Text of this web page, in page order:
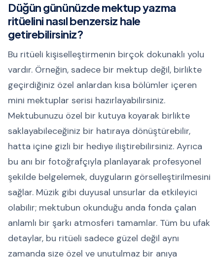
Düğün gününüzde mektup yazma
ritüelini nasıl benzersiz hale
getirebilirsiniz?
Bu ritüeli kişiselleştirmenin birçok dokunaklı yolu
vardır. Örneğin, sadece bir mektup değil, birlikte
geçirdiğiniz özel anlardan kısa bölümler içeren
mini mektuplar serisi hazırlayabilirsiniz.
Mektubunuzu özel bir kutuya koyarak birlikte
saklayabileceğiniz bir hatıraya dönüştürebilir,
hatta içine gizli bir hediye iliştirebilirsiniz. Ayrıca
bu anı bir fotoğrafçıyla planlayarak profesyonel
şekilde belgelemek, duyguların görselleştirilmesini
sağlar. Müzik gibi duyusal unsurlar da etkileyici
olabilir; mektubun okunduğu anda fonda çalan
anlamlı bir şarkı atmosferi tamamlar. Tüm bu ufak
detaylar, bu ritüeli sadece güzel değil aynı
zamanda size özel ve unutulmaz bir anıya